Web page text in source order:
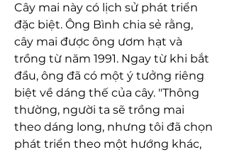
Cây mai này có lịch sử phát triển
đặc biệt. Ông Bình chia sẻ rằng,
cây mai được ông ươm hạt và
trồng từ năm 1991. Ngay từ khi bắt
đầu, ông đã có một ý tưởng riêng
biệt về dáng thế của cây. "Thông
thường, người ta sẽ trồng mai
theo dáng long, nhưng tôi đã chọn
phát triển theo một hướng khác,